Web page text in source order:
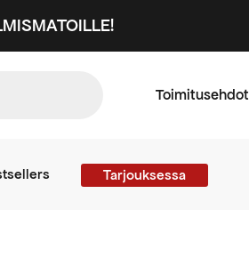
Toimitusehdot
Tarjouksessa